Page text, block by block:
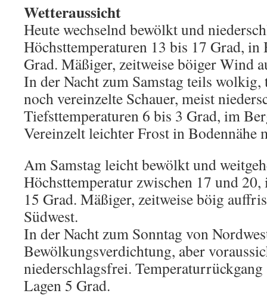
Wetteraussicht
Heute wechselnd bewölkt und
Höchsttemperaturen 13 bis 17 Grad, in
Grad. Mäßiger, zeitweise böiger Wind
In der Nacht zum Samstag teils
noch vereinzelte Schauer, meist
Tiefsttemperaturen 6 bis 3 Grad, im
Vereinzelt leichter Frost in Bodennähe
Am Samstag leicht bewölkt und
Höchsttemperatur zwischen 17 und
15 Grad. Mäßiger, zeitweise böig
Südwest.
In der Nacht zum Sonntag von
Bewölkungsverdichtung, aber
niederschlagsfrei.
Lagen 5 Grad.